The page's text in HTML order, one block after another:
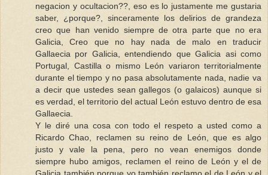
negacion y ocultacion??, eso es lo justamente me gustaria
saber, ¿porque?, sinceramente los delirios de grandeza
creo que han venido siempre de otra parte que no era
Galicia, Creo que no hay nada de malo en traducir
Gallaecia por Galicia, entendiendo que Galicia asi como
Portugal, Castilla o mismo León variaron territorialmente
durante el tiempo y no pasa absolutamente nada, nadie va
a decir que ustedes sean gallegos (o galaicos) aunque si
es verdad, el territorio del actual León estuvo dentro de esa
Gallaecia.
Y le diré una cosa con todo el respeto a usted como a
Ricardo Chao, reclamen su reino de León, que es algo
justo y vale la pena, pero no vean enemigos donde
siempre hubo amigos, reclamen el reino de León y el de
Galicia también porque yo también reclamo el de León y el